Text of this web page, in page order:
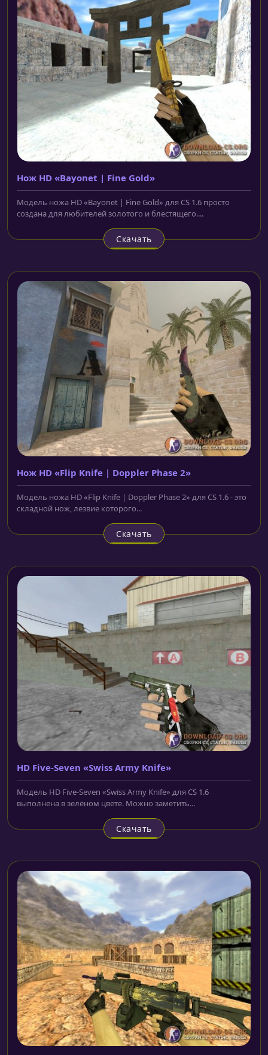
Нож HD «Bayonet | Fine Gold»
Модель ножа HD «Bayonet | Fine Gold» для CS 1.6 просто
создана для любителей золотого и блестящего....
Скачать
Нож HD «Flip Knife | Doppler Phase 2»
Модель ножа HD «Flip Knife | Doppler Phase 2» для CS 1.6 - это
складной нож, лезвие которого...
Скачать
HD Five-Seven «Swiss Army Knife»
Модель HD Five-Seven «Swiss Army Knife» для CS 1.6
выполнена в зелёном цвете. Можно заметить...
Скачать